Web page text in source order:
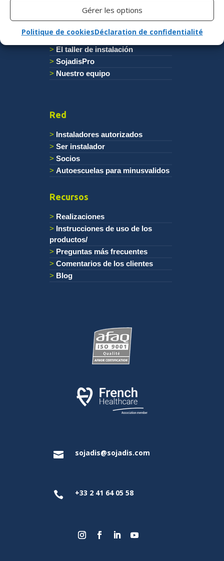
Gérer les options
Politique de cookiesDéclaration de confidentialité
Sociedad
Un saber hacer unico
El taller de instalación
SojadisPro
Nuestro equipo
Red
Instaladores autorizados
Ser instalador
Socios
Autoescuelas para minusvalidos
Recursos
Realizaciones
Instrucciones de uso de los
productos/
Preguntas más frecuentes
Comentarios de los clientes
Blog
 sojadis@sojadis.com
 +33 2 41 64 05 58